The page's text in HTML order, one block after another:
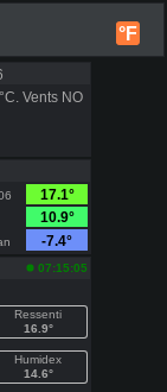
°F
Vents NO
17.1°
10.9°
-7.4°
07:15:05
Ressenti
16.9°
Humidex
14.6°